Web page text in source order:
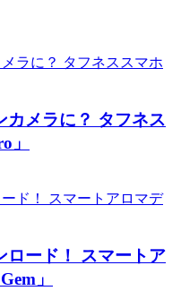
カメラに？ タフネス
」
ロード！ スマートア
」